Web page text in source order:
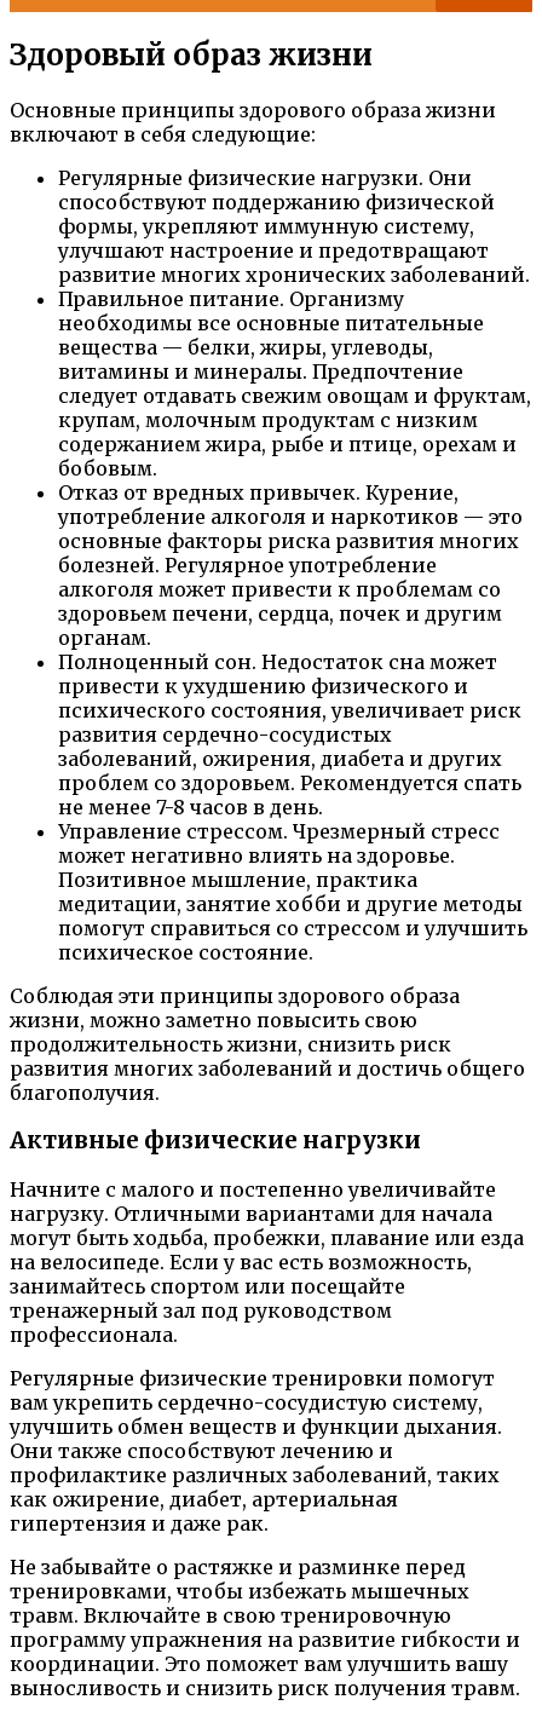
Здоровый образ жизни
Основные принципы здорового образа жизни
включают в себя следующие:
Регулярные физические нагрузки. Они
способствуют поддержанию физической
формы, укрепляют иммунную систему,
улучшают настроение и предотвращают
развитие многих хронических заболеваний.
Правильное питание. Организму
необходимы все основные питательные
вещества — белки, жиры, углеводы,
витамины и минералы. Предпочтение
следует отдавать свежим овощам и фруктам,
крупам, молочным продуктам с низким
содержанием жира, рыбе и птице, орехам и
бобовым.
Отказ от вредных привычек. Курение,
употребление алкоголя и наркотиков — это
основные факторы риска развития многих
болезней. Регулярное употребление
алкоголя может привести к проблемам со
здоровьем печени, сердца, почек и другим
органам.
Полноценный сон. Недостаток сна может
привести к ухудшению физического и
психического состояния, увеличивает риск
развития сердечно-сосудистых
заболеваний, ожирения, диабета и других
проблем со здоровьем. Рекомендуется спать
не менее 7-8 часов в день.
Управление стрессом. Чрезмерный стресс
может негативно влиять на здоровье.
Позитивное мышление, практика
медитации, занятие хобби и другие методы
помогут справиться со стрессом и улучшить
психическое состояние.
Соблюдая эти принципы здорового образа
жизни, можно заметно повысить свою
продолжительность жизни, снизить риск
развития многих заболеваний и достичь общего
благополучия.
Активные физические нагрузки
Начните с малого и постепенно увеличивайте
нагрузку. Отличными вариантами для начала
могут быть ходьба, пробежки, плавание или езда
на велосипеде. Если у вас есть возможность,
занимайтесь спортом или посещайте
тренажерный зал под руководством
профессионала.
Регулярные физические тренировки помогут
вам укрепить сердечно-сосудистую систему,
улучшить обмен веществ и функции дыхания.
Они также способствуют лечению и
профилактике различных заболеваний, таких
как ожирение, диабет, артериальная
гипертензия и даже рак.
Не забывайте о растяжке и разминке перед
тренировками, чтобы избежать мышечных
травм. Включайте в свою тренировочную
программу упражнения на развитие гибкости и
координации. Это поможет вам улучшить вашу
выносливость и снизить риск получения травм.